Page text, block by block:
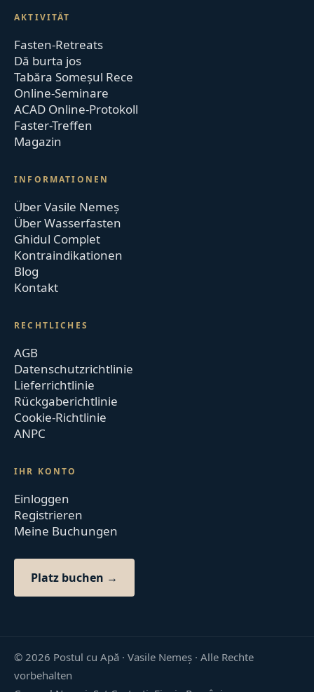
AKTIVITÄT
Fasten-Retreats
Dă burta jos
Tabăra Someșul Rece
Online-Seminare
ACAD Online-Protokoll
Faster-Treffen
Magazin
INFORMATIONEN
Über Vasile Nemeș
Über Wasserfasten
Ghidul Complet
Kontraindikationen
Blog
Kontakt
RECHTLICHES
AGB
Datenschutzrichtlinie
Lieferrichtlinie
Rückgaberichtlinie
Cookie-Richtlinie
ANPC
IHR KONTO
Einloggen
Registrieren
Meine Buchungen
Platz buchen →
© 2026 Postul cu Apă · Vasile Nemeș ·Alle Rechte
vorbehalten